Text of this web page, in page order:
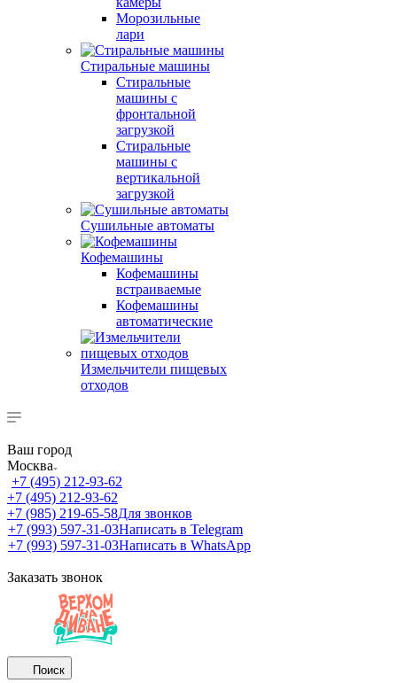
Морозильные
лари
Стиральные машины
Стиральные
машины с
фронтальной
загрузкой
Стиральные
машины с
вертикальной
загрузкой
Сушильные автоматы
Кофемашины
Кофемашины
встраиваемые
Кофемашины
автоматические
Измельчители пищевых
отходов
Ваш город
Москва
+7 (495) 212-93-62
+7 (495) 212-93-62
+7 (985) 219-65-58Для звонков
+7 (993) 597-31-03Написать в Telegram
+7 (993) 597-31-03Написать в WhatsApp
Заказать звонок
Поиск